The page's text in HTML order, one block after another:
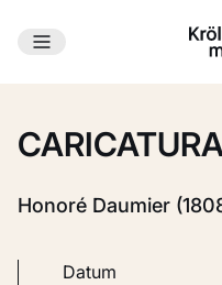
Ga naar
Honoré Daumier
Datum